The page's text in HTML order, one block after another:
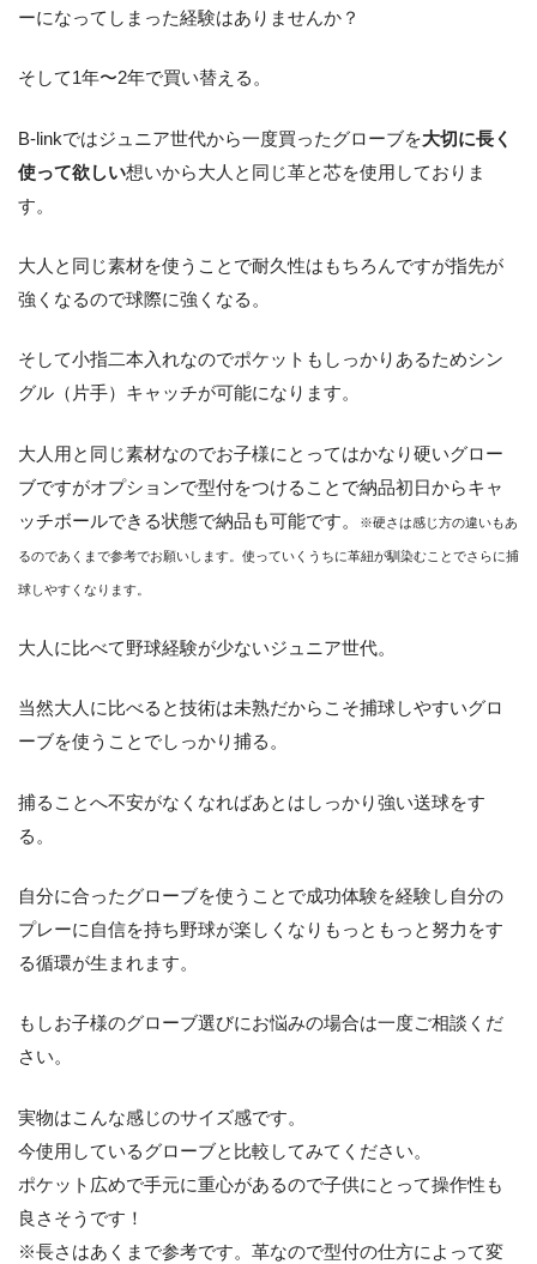
ーになってしまった経験はありませんか？
そして1年〜2年で買い替える。
B-linkではジュニア世代から一度買ったグローブを大切に長く
使って欲しい想いから大人と同じ革と芯を使用しておりま
す。
大人と同じ素材を使うことで耐久性はもちろんですが指先が
強くなるので球際に強くなる。
そして小指二本入れなのでポケットもしっかりあるためシン
グル（片手）キャッチが可能になります。
大人用と同じ素材なのでお子様にとってはかなり硬いグロー
ブですがオプションで型付をつけることで納品初日からキャ
ッチボールできる状態で納品も可能です。
※硬さは感じ方の違いもあ
るのであくまで参考でお願いします。使っていくうちに革紐が馴染むことでさらに捕
球しやすくなります。
大人に比べて野球経験が少ないジュニア世代。
当然大人に比べると技術は未熟だからこそ捕球しやすいグロ
ーブを使うことでしっかり捕る。
捕ることへ不安がなくなればあとはしっかり強い送球をす
る。
自分に合ったグローブを使うことで成功体験を経験し自分の
プレーに自信を持ち野球が楽しくなりもっともっと努力をす
る循環が生まれます。
もしお子様のグローブ選びにお悩みの場合は一度ご相談くだ
さい。
実物はこんな感じのサイズ感です。
今使用しているグローブと比較してみてください。
ポケット広めで手元に重心があるので子供にとって操作性も
良さそうです！
※長さはあくまで参考です。革なので型付の仕方によって変